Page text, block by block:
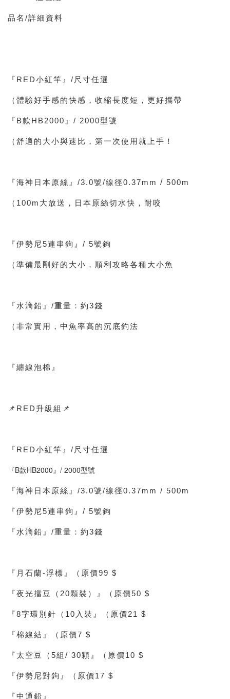
品名/詳細資料
『RED小紅竿』/尺寸任選
（體驗好手感的快感，收縮長度短，更好攜帶
『B款HB2000』/ 2000型號
（舒適的大小與速比，第一次使用就上手！
『海神日本原絲』/3.0號/線徑0.37mm / 500m
（100m大放送，日本原絲切水快，耐咬
『伊勢尼5連串鉤』/ 5號鉤
（準備最剛好的大小，順利攻略各種大小魚
『水滴鉛』/重量：約3錢
（非常實用，中魚率高的沉底釣法
『纏線泡棉』
📌RED升級組📌
『RED小紅竿』/尺寸任選
『B款HB2000』/ 2000型號
『海神日本原絲』/3.0號/線徑0.37mm / 500m
『伊勢尼5連串鉤』/ 5號鉤
『水滴鉛』/重量：約3錢
『月石蘭-浮標』（原價99 $
『夜光擋豆（20顆裝）』（原價50 $
『8字環別針（10入裝』（原價21 $
『棉線結』（原價7 $
『太空豆（5組/ 30顆』（原價10 $
『伊勢尼對鉤』（原價17 $
『中通鉛』